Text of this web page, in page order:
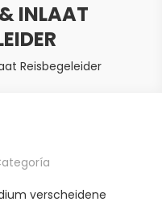
INLAAT
Reisbegeleider
verscheidene